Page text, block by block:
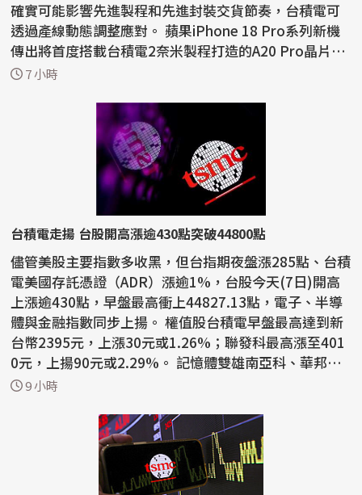
確實可能影響先進製程和先進封裝交貨節奏，台積電可
透過產線動態調整應對。 蘋果iPhone 18 Pro系列新機
傳出將首度搭載台積電2奈米製程打造的A20 Pro晶片，
晶圓製造進...
7 小時
台積電走揚 台股開高漲逾430點突破44800點
儘管美股主要指數多收黑，但台指期夜盤漲285點、台積
電美國存託憑證（ADR）漲逾1%，台股今天(7日)開高
上漲逾430點，早盤最高衝上44827.13點，電子、半導
體與金融指數同步上揚。 權值股台積電早盤最高達到新
台幣2395元，上漲30元或1.26%；聯發科最高漲至401
0元，上揚90元或2.29%。 記憶體雙雄南亞科、華邦電
早盤跌幅超...
9 小時